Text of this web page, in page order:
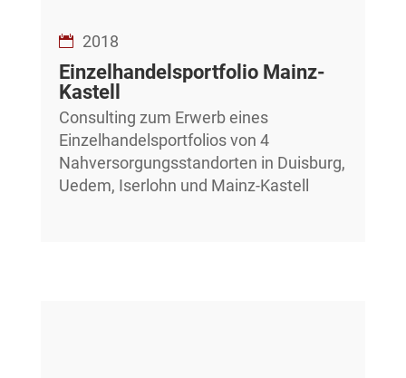
2018
Einzelhandelsportfolio Mainz-
Kastell
Consulting zum Erwerb eines
Einzelhandelsportfolios von 4
Nahversorgungsstandorten in Duisburg,
Uedem, Iserlohn und Mainz-Kastell